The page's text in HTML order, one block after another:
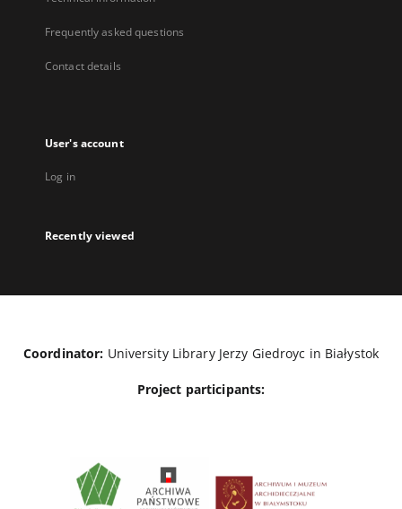
Frequently asked questions
Contact details
User's account
Log in
Recently viewed
Coordinator: University Library Jerzy Giedroyc in Białystok
Project participants: